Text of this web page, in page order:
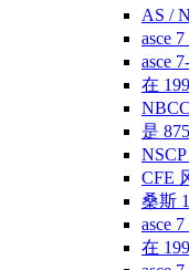
AS /
asce
asce
在
是
CFE
桑斯
asce
在